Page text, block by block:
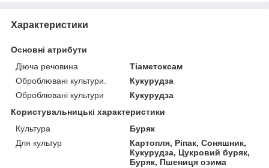
Характеристики
Основні атрибути
Діюча речовина
Тіаметоксам
Оброблювані культури.
Кукурудза
Оброблювані культури
Кукурудза
Користувальницькі характеристики
Культура
Буряк
Для культур
Картопля, Ріпак, Соняшник,
Кукурудза, Цукровий буряк,
Буряк, Пшениця озима